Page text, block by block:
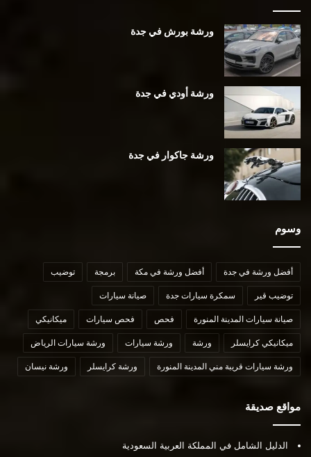
ورشة بورش في جدة
ورشة أودي في جدة
ورشة جاكوار في جدة
وسوم
أفضل ورشة في جدة أفضل ورشة في مكة برمجة توضيب
توضيب قير سمكرة سيارات جدة صيانة سيارات
صيانة سيارات المدينة المنورة فحص فحص سيارات ميكانيكي
ميكانيكي كرايسلر ورشة ورشة سيارات ورشة سيارات الرياض
ورشة سيارات قريبة مني المدينة المنورة ورشة كرايسلر ورشة نيسان
مواقع صديقة
الدليل الشامل في المملكة العربية السعودية